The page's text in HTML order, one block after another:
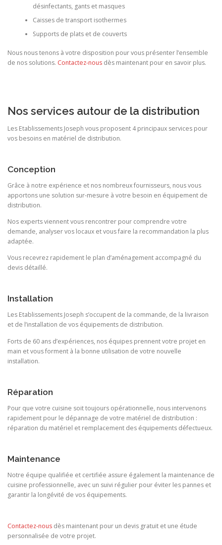
désinfectants, gants et masques
Caisses de transport isothermes
Supports de plats et de couverts
Nous nous tenons à votre disposition pour vous présenter l’ensemble
de nos solutions. Contactez-nous dès maintenant pour en savoir plus.
Nos services autour de la distribution
Les Etablissements Joseph vous proposent 4 principaux services pour
vos besoins en matériel de distribution.
Conception
Grâce à notre expérience et nos nombreux fournisseurs, nous vous
apportons une solution sur-mesure à votre besoin en équipement de
distribution.
Nos experts viennent vous rencontrer pour comprendre votre
demande, analyser vos locaux et vous faire la recommandation la plus
adaptée.
Vous recevrez rapidement le plan d’aménagement accompagné du
devis détaillé.
Installation
Les Etablissements Joseph s’occupent de la commande, de la livraison
et de l’installation de vos équipements de distribution.
Forts de 60 ans d’expériences, nos équipes prennent votre projet en
main et vous forment à la bonne utilisation de votre nouvelle
installation.
Réparation
Pour que votre cuisine soit toujours opérationnelle, nous intervenons
rapidement pour le dépannage de votre matériel de distribution :
réparation du matériel et remplacement des équipements défectueux.
Maintenance
Notre équipe qualifiée et certifiée assure également la maintenance de
cuisine professionnelle, avec un suivi régulier pour éviter les pannes et
garantir la longévité de vos équipements.
Contactez-nous dès maintenant pour un devis gratuit et une étude
personnalisée de votre projet.